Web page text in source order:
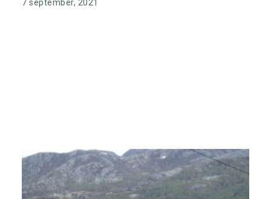
Overnatting
Søk
7 september, 2021